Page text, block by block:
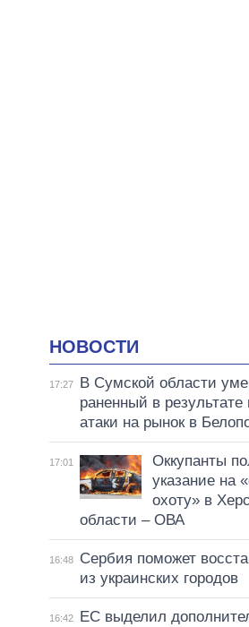
НОВОСТИ
17:27
В Сумской области
раненный в результате
атаки на рынок в
17:01
Оккупанты
указание на
охоту» в
области – ОВА
16:48
Сербия поможет
из украинских городов
16:42
ЕС выделил